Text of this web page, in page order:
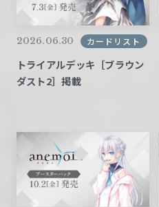
2026.06.30 カードリスト
トライアルデッキ［ブラウン
ダスト2］掲載